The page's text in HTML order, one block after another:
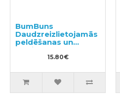
BumBuns
Daudzreizlietojamās
peldēšanas un
podiņmācību
autiņbiksīte L 14–
15.80€